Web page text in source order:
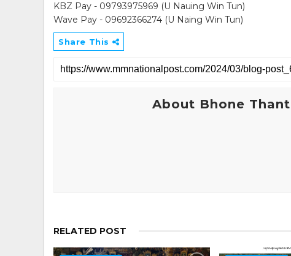
KBZ Pay - 09793975969 (U Nauing Win Tun)
Wave Pay - 09692366274 (U Naing Win Tun)
Share This
About Bhone Thant
RELATED POST